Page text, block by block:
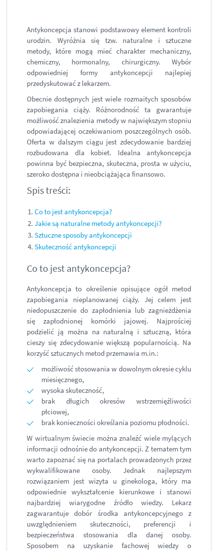
Antykoncepcja stanowi podstawowy element kontroli
urodzin. Wyróżnia się tzw. naturalne i sztuczne
metody, które mogą mieć charakter mechaniczny,
chemiczny, hormonalny, chirurgiczny. Wybór
odpowiedniej formy antykoncepcji najlepiej
przedyskutować z lekarzem.
Obecnie dostępnych jest wiele rozmaitych sposobów
zapobiegania ciąży. Różnorodność ta gwarantuje
możliwość znalezienia metody w największym stopniu
odpowiadającej oczekiwaniom poszczególnych osób.
Oferta w dalszym ciągu jest zdecydowanie bardziej
rozbudowana dla kobiet. Idealna antykoncepcja
powinna być bezpieczna, skuteczna, prosta w użyciu,
szeroko dostępna i nieobciążająca finansowo.
Spis treści:
Co to jest antykoncepcja?
Jakie są naturalne metody antykoncepcji?
Sztuczne sposoby antykoncepcji
Skuteczność antykoncepcji
Co to jest antykoncepcja?
Antykoncepcja to określenie opisujące ogół metod
zapobiegania nieplanowanej ciąży. Jej celem jest
niedopuszczenie do zapłodnienia lub zagnieżdżenia
się zapłodnionej komórki jajowej. Najprościej
podzielić ją można na naturalną i sztuczną, która
cieszy się zdecydowanie większą popularnością. Na
korzyść sztucznych metod przemawia m.in.:
możliwość stosowania w dowolnym okresie cyklu
miesięcznego,
wysoka skuteczność,
brak długich okresów wstrzemięźliwości
płciowej,
brak konieczności określania poziomu płodności.
W wirtualnym świecie można znaleźć wiele mylących
informacji odnośnie do antykoncepcji. Z tematem tym
warto zapoznać się na portalach prowadzonych przez
wykwalifikowane osoby. Jednak najlepszym
rozwiązaniem jest wizyta u ginekologa, który ma
odpowiednie wykształcenie kierunkowe i stanowi
najbardziej wiarygodne źródło wiedzy. Lekarz
zagwarantuje dobór środka antykoncepcyjnego z
uwzględnieniem skuteczności, preferencji i
bezpieczeństwa stosowania dla danej osoby.
Sposobem na uzyskanie fachowej wiedzy o